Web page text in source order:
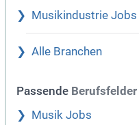
Musikindustrie Jobs
Alle Branchen
Passende Berufsfelder
Musik Jobs